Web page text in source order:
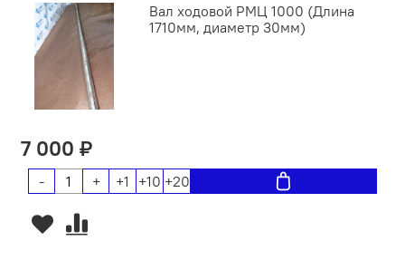
Вал ходовой РМЦ 1000 (Длина
1710мм, диаметр 30мм)
7 000 ₽
- + +1 +10 +20